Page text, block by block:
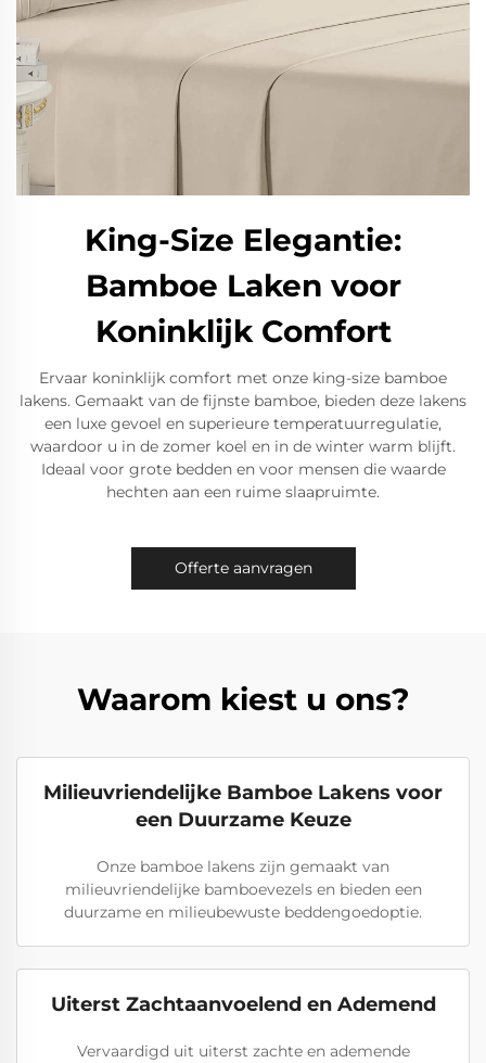
King-Size Elegantie:
Bamboe Laken voor
Koninklijk Comfort
Ervaar koninklijk comfort met onze king-size bamboe
lakens. Gemaakt van de fijnste bamboe, bieden deze lakens
een luxe gevoel en superieure temperatuurregulatie,
waardoor u in de zomer koel en in de winter warm blijft.
Ideaal voor grote bedden en voor mensen die waarde
hechten aan een ruime slaapruimte.
Offerte aanvragen
Waarom kiest u ons?
Milieuvriendelijke Bamboe Lakens voor
een Duurzame Keuze
Onze bamboe lakens zijn gemaakt van
milieuvriendelijke bamboevezels en bieden een
duurzame en milieubewuste beddengoedoptie.
Uiterst Zachtaanvoelend en Ademend
Vervaardigd uit uiterst zachte en ademende